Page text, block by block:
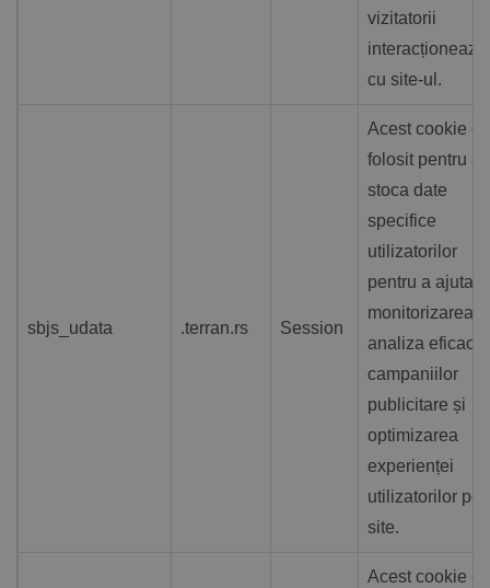
vizitatorii
interacționează
cu site-ul.
sbjs_udata .terran.rs Session
Acest cookie
folosit pentru a
stoca date
specifice
utilizatorilor
pentru a ajuta
monitorizarea și
analiza
campaniilor
publicitare și
optimizarea
experienței
utilizatorilor pe
site.
Acest cookie